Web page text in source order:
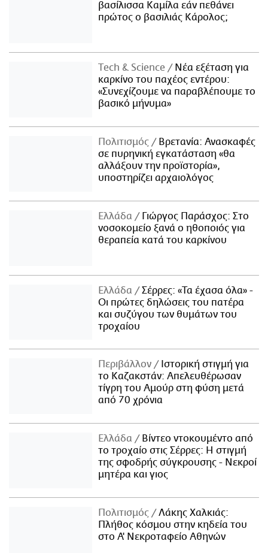
βασίλισσα Καμίλα εάν πεθάνει
πρώτος ο βασιλιάς Κάρολος;
Τech & Science
Νέα εξέταση για
καρκίνο του παχέος εντέρου:
«Συνεχίζουμε να παραβλέπουμε το
βασικό μήνυμα»
Πολιτισμός
Βρετανία: Ανασκαφές
σε πυρηνική εγκατάσταση «θα
αλλάξουν την προϊστορία»,
υποστηρίζει αρχαιολόγος
Ελλάδα
Γιώργος Παράσχος: Στο
νοσοκομείο ξανά ο ηθοποιός για
θεραπεία κατά του καρκίνου
Ελλάδα
Σέρρες: «Τα έχασα όλα» -
Οι πρώτες δηλώσεις του πατέρα
και συζύγου των θυμάτων του
τροχαίου
Περιβάλλον
Ιστορική στιγμή για
το Καζακστάν: Απελευθέρωσαν
τίγρη του Αμούρ στη φύση μετά
από 70 χρόνια
Ελλάδα
Βίντεο ντοκουμέντο από
το τροχαίο στις Σέρρες: Η στιγμή
της σφοδρής σύγκρουσης - Νεκροί
μητέρα και γιος
Πολιτισμός
Λάκης Χαλκιάς:
Πλήθος κόσμου στην κηδεία του
στο Α' Νεκροταφείο Αθηνών